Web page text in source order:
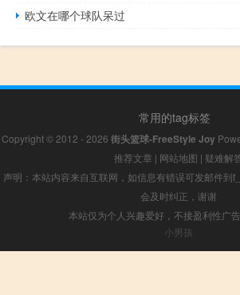
欧文在哪个球队呆过
常用的tag标签
Copyright © 2012 - 2026 街头篮球-FreeStyle Joy
推荐文章 | 网站地图 | 疑难解
声明：本站内容来自互联网，如信息有错误可发邮件到
会及时纠正，谢谢
本站仅为个人兴趣爱好，不接盈利性广
小男孩